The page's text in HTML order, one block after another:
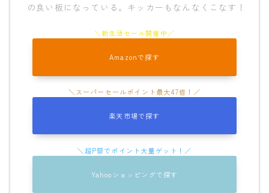
の良い板になっている。キッカーもなんなくこなす！
Amazonで探す
楽天市場で探す
Yahooショッピングで探す